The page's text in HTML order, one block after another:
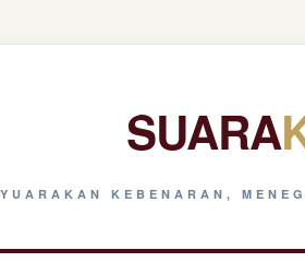
SUARA
KEBENARAN,